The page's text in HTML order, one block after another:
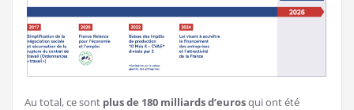
Au total, ce sont plus de 180 milliards d’eurosqui ont été